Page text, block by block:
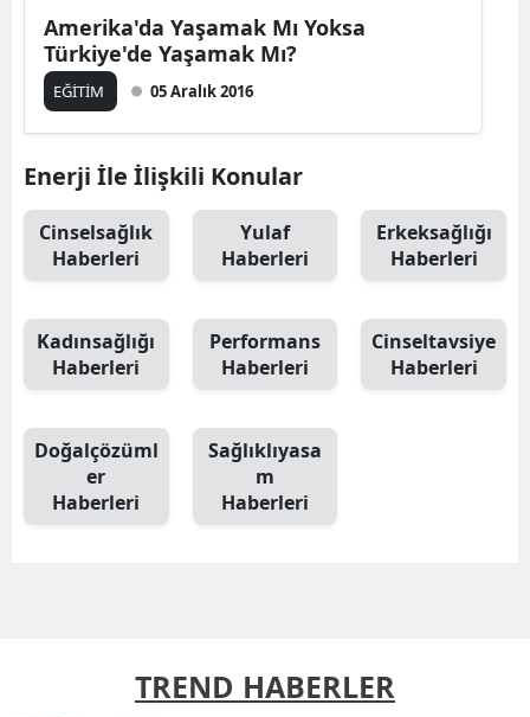
Amerika'da Yaşamak Mı Yoksa
Türkiye'de Yaşamak Mı?
EĞİTİM 05 Aralık 2016
Enerji İle İlişkili Konular
Cinselsağlık
Haberleri
Yulaf
Haberleri
Erkeksağlığı
Haberleri
Kadınsağlığı
Haberleri
Performans
Haberleri
Cinseltavsiye
Haberleri
Doğalçözüml
er
Haberleri
Sağlıklıyasa
m
Haberleri
TREND HABERLER